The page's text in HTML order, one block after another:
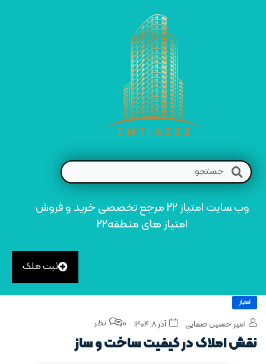
وب سایت امتیاز 22 مرجع تخصصی خرید و فروش
امتیاز های منطقه22
ثبت ملک
امتیاز
امیر حسین صفایی آذر ۸, ۱۴۰۴ 0 نظر
نقش املاک در کیفیت ساخت‌ و ساز